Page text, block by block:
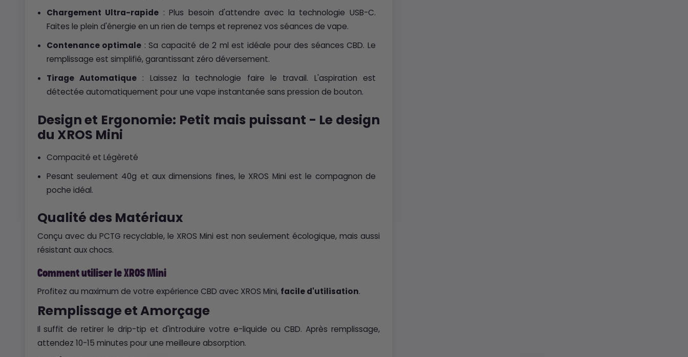
Chargement Ultra-rapide : Plus besoin d'attendre avec la technologie USB-C.
Faites le plein d'énergie en un rien de temps et reprenez vos séances de vape.
Contenance optimale : Sa capacité de 2 ml est idéale pour des séances CBD. Le
remplissage est simplifié, garantissant zéro déversement.
Tirage Automatique: Laissez la technologie faire le travail. L'aspiration est
détectée automatiquement pour une vape instantanée sans pression de bouton.
Design et Ergonomie: Petit mais puissant - Le design
du XROS Mini
Compacité et Légèreté
Pesant seulement 40g et aux dimensions fines, le XROS Mini est le compagnon de
poche idéal.
Qualité des Matériaux
Conçu avec du PCTG recyclable, le XROS Mini est non seulement écologique, mais aussi
résistant aux chocs.
Comment utiliser le XROS Mini
Profitez au maximum de votre expérience CBD avec XROS Mini, facile d'utilisation.
Remplissage et Amorçage
Il suffit de retirer le drip-tip et d'introduire votre e-liquide ou CBD. Après remplissage,
attendez 10-15 minutes pour une meilleure absorption.